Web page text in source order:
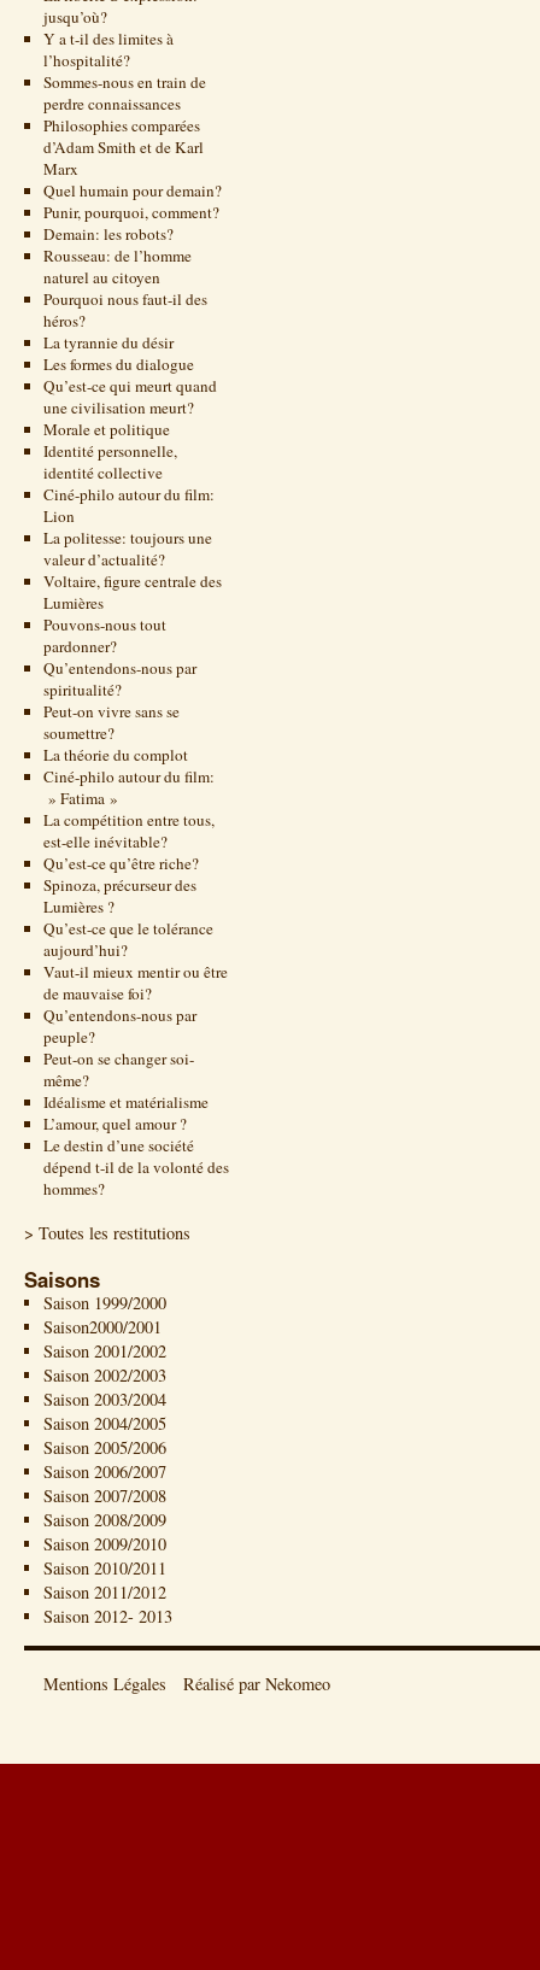
jusqu’où?
Y a t-il des limites à
l’hospitalité?
Sommes-nous en train de
perdre connaissances
Philosophies comparées
d’Adam Smith et de Karl
Marx
Quel humain pour demain?
Punir, pourquoi, comment?
Demain: les robots?
Rousseau: de l’homme
naturel au citoyen
Pourquoi nous faut-il des
héros?
La tyrannie du désir
Les formes du dialogue
Qu’est-ce qui meurt quand
une civilisation meurt?
Morale et politique
Identité personnelle,
identité collective
Ciné-philo autour du film:
Lion
La politesse: toujours une
valeur d’actualité?
Voltaire, figure centrale des
Lumières
Pouvons-nous tout
pardonner?
Qu’entendons-nous par
spiritualité?
Peut-on vivre sans se
soumettre?
La théorie du complot
Ciné-philo autour du film:
» Fatima »
La compétition entre tous,
est-elle inévitable?
Qu’est-ce qu’être riche?
Spinoza, précurseur des
Lumières ?
Qu’est-ce que le tolérance
aujourd’hui?
Vaut-il mieux mentir ou être
de mauvaise foi?
Qu’entendons-nous par
peuple?
Peut-on se changer soi-
même?
Idéalisme et matérialisme
L’amour, quel amour ?
Le destin d’une société
dépend t-il de la volonté des
hommes?
> Toutes les restitutions
Saisons
Saison 1999/2000
Saison2000/2001
Saison 2001/2002
Saison 2002/2003
Saison 2003/2004
Saison 2004/2005
Saison 2005/2006
Saison 2006/2007
Saison 2007/2008
Saison 2008/2009
Saison 2009/2010
Saison 2010/2011
Saison 2011/2012
Saison 2012- 2013
Mentions Légales Réalisé par Nekomeo